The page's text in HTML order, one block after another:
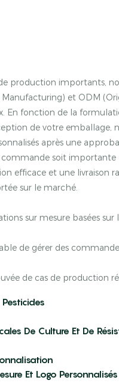
production importants,
et ODM
En fonction de la
de votre emballage,
après une
commande soit importante
efficace et une livraison
sur le marché.
sur mesure basées sur
de gérer des
de cas de production
Et Logo Personnalisés